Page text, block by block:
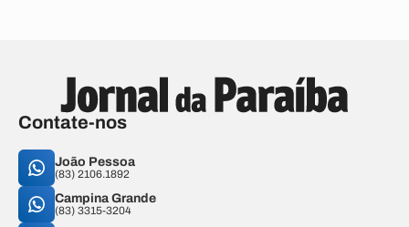
Contate-nos
João Pessoa
(83) 2106.1892
Campina Grande
(83) 3315-3204